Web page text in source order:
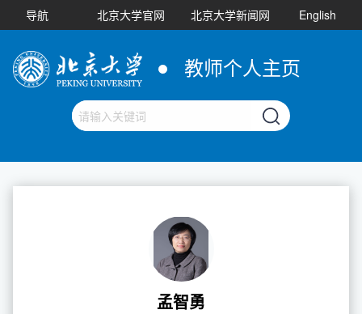
导航 北京大学官网 北京大学新闻网 English
教师个人主页
孟智勇